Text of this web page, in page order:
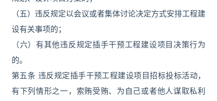
（五）违反规定以会议或者集体讨论决定方式安排工程建
设有关事项的；
（六）有其他违反规定插手干预工程建设项目决策行为
的。
第五条 违反规定插手干预工程建设项目招标投标活动，
有下列情形之一，索贿受贿、为自己或者他人谋取私利